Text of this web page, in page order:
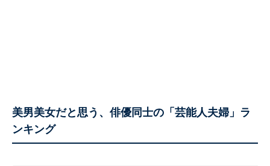
美男美女だと思う、俳優同士の「芸能人夫婦」ラ
ンキング